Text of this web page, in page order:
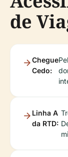
de
Chegue
Cedo:
Linha A
da RTD: